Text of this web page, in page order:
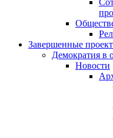
Завершенные
Демократия в
Новости